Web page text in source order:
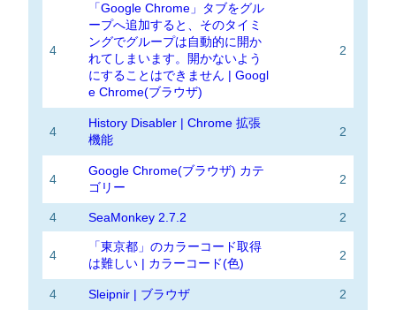
4
「Google Chrome」タブをグル
ープへ追加すると、そのタイミ
ングでグループは自動的に開か
れてしまいます。開かないよう
にすることはできません | Googl
e Chrome(ブラウザ)
2
4
History Disabler | Chrome 拡張
機能
2
4
Google Chrome(ブラウザ) カテ
ゴリー
2
4 SeaMonkey 2.7.2 2
4
「東京都」のカラーコード取得
は難しい | カラーコード(色)
2
4 Sleipnir | ブラウザ 2